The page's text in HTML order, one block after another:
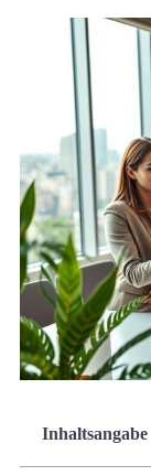
Inhaltsangabe